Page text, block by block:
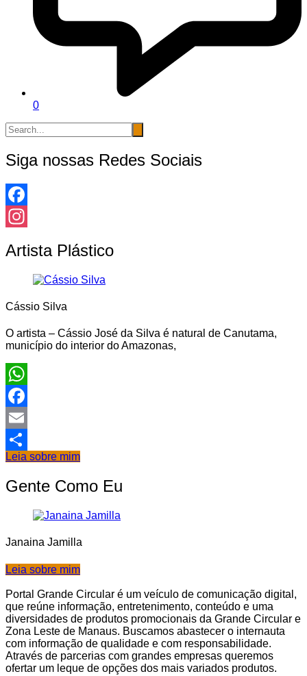
0
Siga nossas Redes Sociais
Facebook
Artista Plástico
Cássio Silva
O artista – Cássio José da Silva é natural de Canutama,
município do interior do Amazonas,
WhatsApp
Facebook
Email
Share
Leia sobre mim
Gente Como Eu
Janaina Jamilla
Leia sobre mim
Portal Grande Circular é um veículo de comunicação digital,
que reúne informação, entretenimento, conteúdo e uma
diversidades de produtos promocionais da Grande Circular e
Zona Leste de Manaus. Buscamos abastecer o internauta
com informação de qualidade e com responsabilidade.
Através de parcerias com grandes empresas queremos
ofertar um leque de opções dos mais variados produtos.